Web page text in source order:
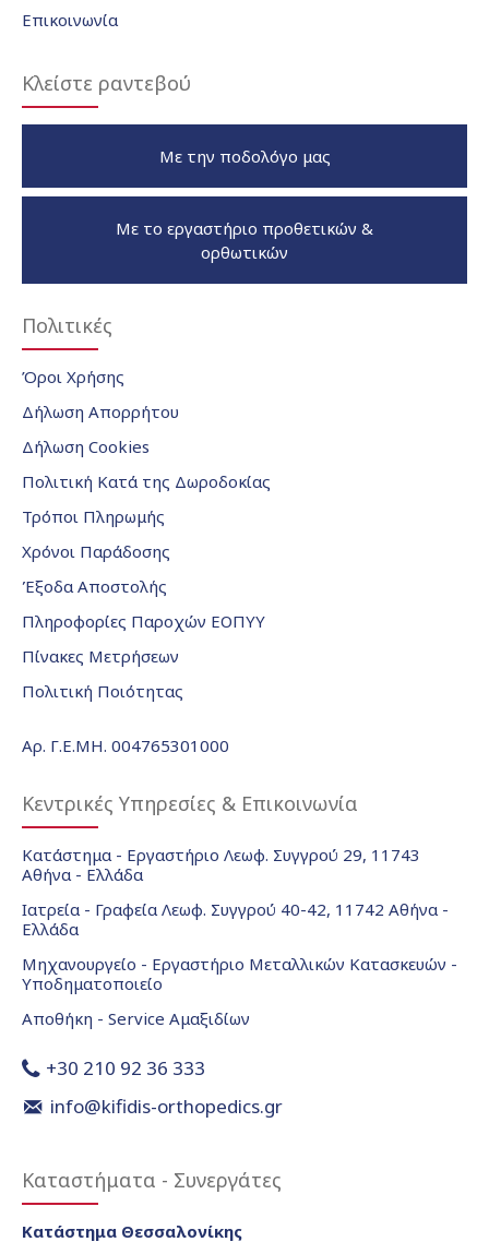
Επικοινωνία
Κλείστε ραντεβού
Με την ποδολόγο μας
Με το εργαστήριο προθετικών &
ορθωτικών
Πολιτικές
Όροι Χρήσης
Δήλωση Απορρήτου
Δήλωση Cookies
Πολιτική Κατά της Δωροδοκίας
Τρόποι Πληρωμής
Χρόνοι Παράδοσης
Έξοδα Αποστολής
Πληροφορίες Παροχών ΕΟΠΥΥ
Πίνακες Μετρήσεων
Πολιτική Ποιότητας
Αρ. Γ.Ε.ΜΗ. 004765301000
Κεντρικές Υπηρεσίες & Επικοινωνία
Κατάστημα - Εργαστήριο Λεωφ. Συγγρού 29, 11743
Αθήνα - Ελλάδα
Ιατρεία - Γραφεία Λεωφ. Συγγρού 40-42, 11742 Αθήνα -
Ελλάδα
Μηχανουργείο - Εργαστήριο Μεταλλικών Κατασκευών -
Υποδηματοποιείο
Αποθήκη - Service Αμαξιδίων
+30 210 92 36 333
info@kifidis-orthopedics.gr
Καταστήματα - Συνεργάτες
Κατάστημα Θεσσαλονίκης